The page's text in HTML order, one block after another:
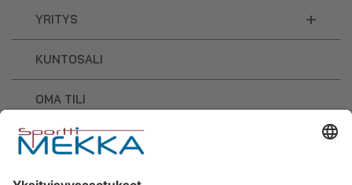
YRITYS +
KUNTOSALI
OMA TILI
OSTOSKORI